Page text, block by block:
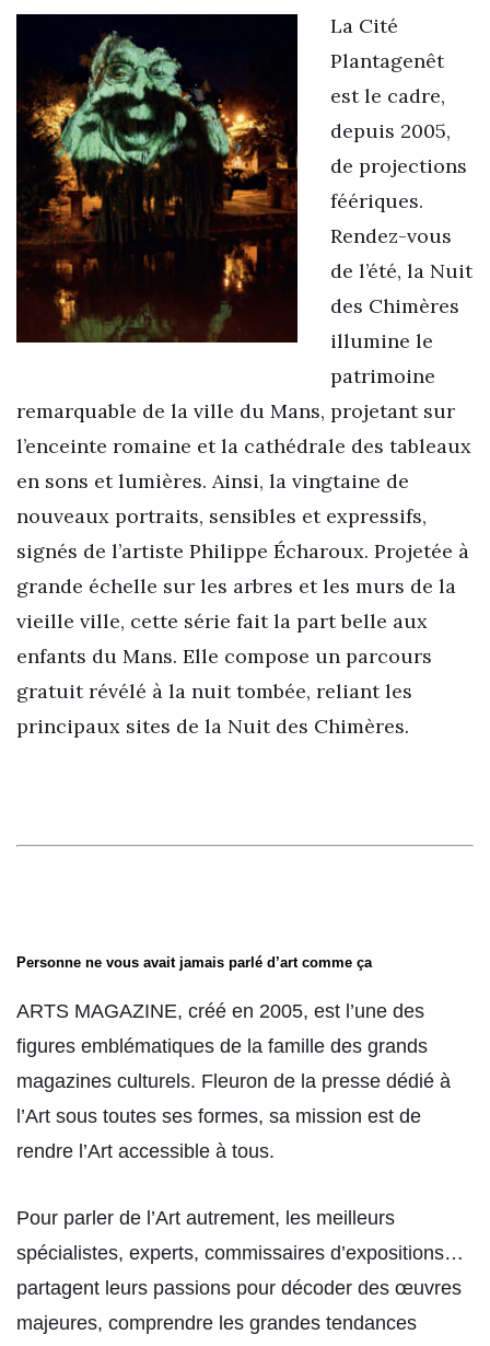
La Cité
Plantagenêt
est le cadre,
depuis 2005,
de projections
féériques.
Rendez-vous
de l’été, la Nuit
des Chimères
illumine le
patrimoine
remarquable de la ville du Mans, projetant sur
l’enceinte romaine et la cathédrale des tableaux
en sons et lumières. Ainsi, la vingtaine de
nouveaux portraits, sensibles et expressifs,
signés de l’artiste Philippe Écharoux. Projetée à
grande échelle sur les arbres et les murs de la
vieille ville, cette série fait la part belle aux
enfants du Mans. Elle compose un parcours
gratuit révélé à la nuit tombée, reliant les
principaux sites de la Nuit des Chimères.
Personne ne vous avait jamais parlé d’art comme ça
ARTS MAGAZINE, créé en 2005, est l’une des
figures emblématiques de la famille des grands
magazines culturels. Fleuron de la presse dédié à
l’Art sous toutes ses formes, sa mission est de
rendre l’Art accessible à tous.
Pour parler de l’Art autrement, les meilleurs
spécialistes, experts, commissaires d’expositions…
partagent leurs passions pour décoder des œuvres
majeures, comprendre les grandes tendances